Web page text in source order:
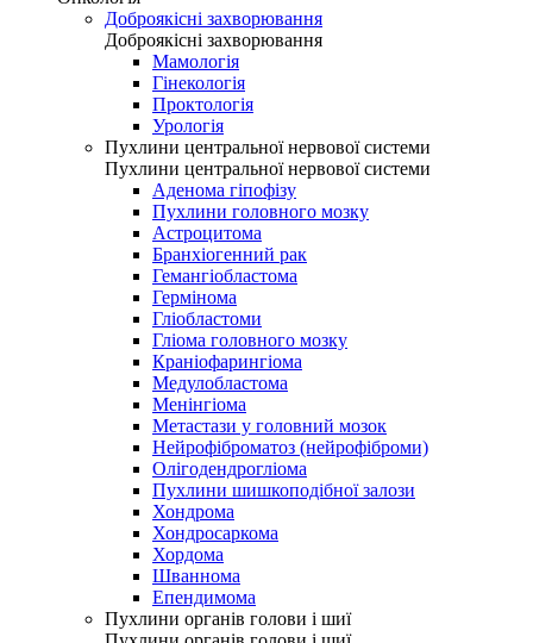
Доброякісні захворювання
Доброякісні захворювання
Мамологія
Гінекологія
Проктологія
Урологія
Пухлини центральної нервової системи
Пухлини центральної нервової системи
Аденома гіпофізу
Пухлини головного мозку
Астроцитома
Бранхіогенний рак
Гемангіобластома
Гермінома
Гліобластоми
Гліома головного мозку
Краніофарингіома
Медулобластома
Менінгіома
Метастази у головний мозок
Нейрофіброматоз (нейрофіброми)
Олігодендрогліома
Пухлини шишкоподібної залози
Хондрома
Хондросаркома
Хордома
Шваннома
Епендимома
Пухлини органів голови і шиї